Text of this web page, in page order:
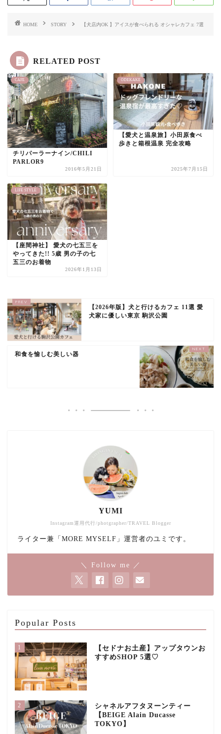
HOME STORY 【犬店内OK 】アイスが食べられる オシャレカフェ 7選
RELATED POST
CAFE
チリパーラーナイン/CHILI
PARLOR9
2016年5月21日
ODEKAKE
【愛犬と温泉旅】小田原食べ
歩きと箱根温泉 完全攻略
2025年7月15日
LIFE STYLE
【座間神社】 愛犬の七五三を
やってきた!! 5歳 男の子の七
五三のお着物
2026年1月13日
【2026年版】犬と行けるカフェ 11選 愛
犬家に優しい東京 駒沢公園
和食を愉しむ美しい器
Instagram運用代行/photgrapher/TRAVEL Blogger
YUMI
ライター兼「MORE MYSELF」運営者のユミです。
＼ Follow me ／
Popular Posts
1
【セドナお土産】アップタウンお
すすめSHOP 5選♡
2
シャネルアフタヌーンティー
【BEIGE Alain Ducasse
TOKYO】